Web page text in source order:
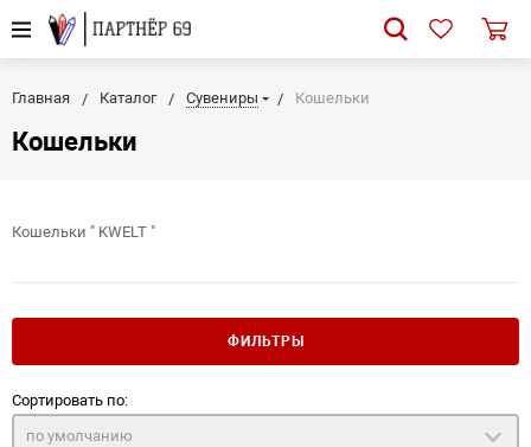
Главная Каталог Сувениры Кошельки
Кошельки
Кошельки " KWELT "
ФИЛЬТРЫ
Сортировать по:
по умолчанию